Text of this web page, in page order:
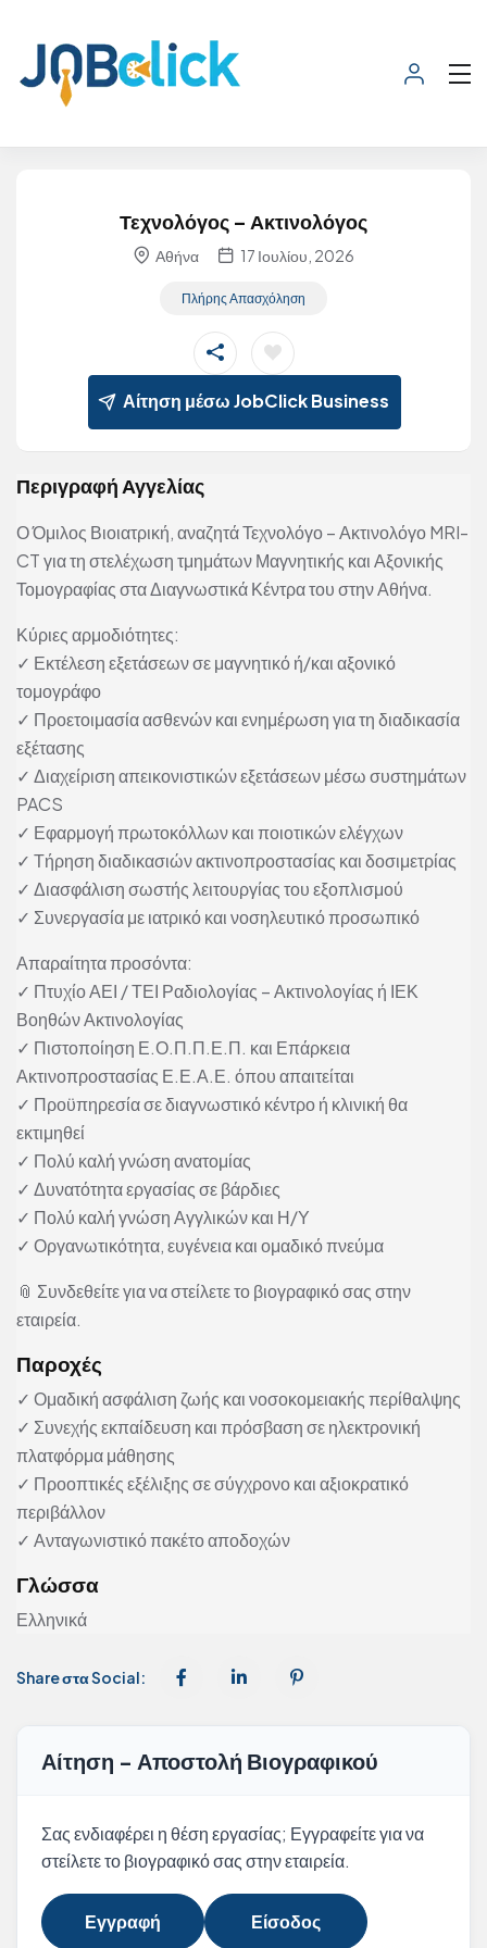
Τεχνολόγος – Ακτινολόγος
Αθήνα 17 Ιουλίου, 2026
Πλήρης Απασχόληση
Αίτηση μέσω JobClick Business
Περιγραφή Αγγελίας
Ο Όμιλος Βιοιατρική, αναζητά Τεχνολόγο – Ακτινολόγο MRI-
CT για τη στελέχωση τμημάτων Μαγνητικής και Αξονικής
Τομογραφίας στα Διαγνωστικά Κέντρα του στην Αθήνα.
Κύριες αρμοδιότητες:
✓ Εκτέλεση εξετάσεων σε μαγνητικό ή/και αξονικό
τομογράφο
✓ Προετοιμασία ασθενών και ενημέρωση για τη διαδικασία
εξέτασης
✓ Διαχείριση απεικονιστικών εξετάσεων μέσω συστημάτων
PACS
✓ Εφαρμογή πρωτοκόλλων και ποιοτικών ελέγχων
✓ Τήρηση διαδικασιών ακτινοπροστασίας και δοσιμετρίας
✓ Διασφάλιση σωστής λειτουργίας του εξοπλισμού
✓ Συνεργασία με ιατρικό και νοσηλευτικό προσωπικό
Απαραίτητα προσόντα:
✓ Πτυχίο ΑΕΙ / ΤΕΙ Ραδιολογίας – Ακτινολογίας ή ΙΕΚ
Βοηθών Ακτινολογίας
✓ Πιστοποίηση Ε.Ο.Π.Π.Ε.Π. και Επάρκεια
Ακτινοπροστασίας Ε.Ε.Α.Ε. όπου απαιτείται
✓ Προϋπηρεσία σε διαγνωστικό κέντρο ή κλινική θα
εκτιμηθεί
✓ Πολύ καλή γνώση ανατομίας
✓ Δυνατότητα εργασίας σε βάρδιες
✓ Πολύ καλή γνώση Αγγλικών και Η/Υ
✓ Οργανωτικότητα, ευγένεια και ομαδικό πνεύμα
📎 Συνδεθείτε για να στείλετε το βιογραφικό σας στην
εταιρεία.
Παροχές
✓ Ομαδική ασφάλιση ζωής και νοσοκομειακής περίθαλψης
✓ Συνεχής εκπαίδευση και πρόσβαση σε ηλεκτρονική
πλατφόρμα μάθησης
✓ Προοπτικές εξέλιξης σε σύγχρονο και αξιοκρατικό
περιβάλλον
✓ Ανταγωνιστικό πακέτο αποδοχών
Γλώσσα
Ελληνικά
Share στα Social:
Αίτηση - Αποστολή Βιογραφικού
Σας ενδιαφέρει η θέση εργασίας; Εγγραφείτε για να
στείλετε το βιογραφικό σας στην εταιρεία.
Εγγραφή Είσοδος